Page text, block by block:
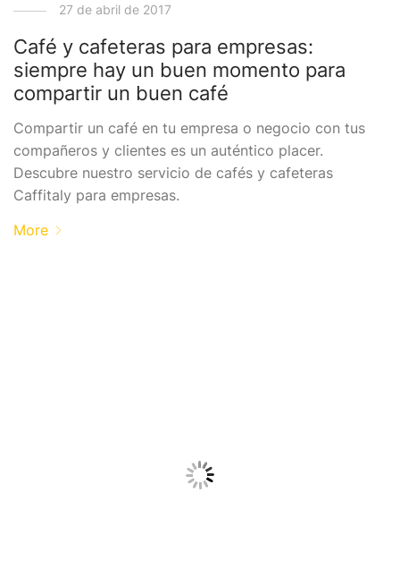
27 de abril de 2017
Café y cafeteras para empresas:
siempre hay un buen momento para
compartir un buen café
Compartir un café en tu empresa o negocio con tus
compañeros y clientes es un auténtico placer.
Descubre nuestro servicio de cafés y cafeteras
Caffitaly para empresas.
More